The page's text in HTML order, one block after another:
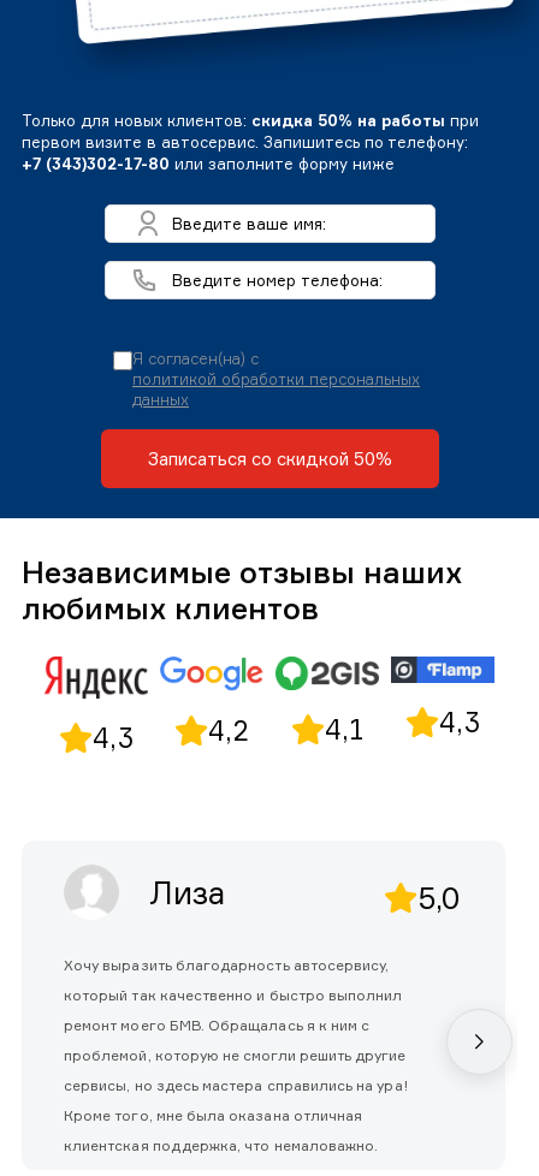
Только для новых клиентов: скидка 50% на работы при
первом визите в автосервис. Запишитесь по телефону:
+7 (343)302-17-80 или заполните форму ниже
Я согласен(на) с
политикой обработки персональных
данных
Записаться со скидкой 50%
Независимые отзывы наших
любимых клиентов
4,3 4,2 4,1 4,3
Лиза 5,0
Хочу выразить благодарность автосервису,
который так качественно и быстро выполнил
ремонт моего БМВ. Обращалась я к ним с
проблемой, которую не смогли решить другие
сервисы, но здесь мастера справились на ура!
Кроме того, мне была оказана отличная
клиентская поддержка, что немаловажно.